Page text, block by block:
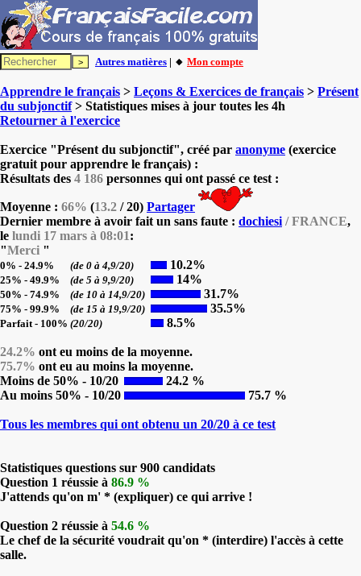
Autres matières | 🔸 Mon compte
Apprendre le français > Leçons & Exercices de français > Présent
du subjonctif> Statistiques mises à jour toutes les 4h
Retourner à l'exercice
Exercice "Présent du subjonctif", créé par anonyme (exercice
gratuit pour apprendre le français) :
Résultats des 4 186 personnes qui ont passé ce test :
Moyenne : 66% (13.2 / 20) Partager
Dernier membre à avoir fait un sans faute : dochiesi / FRANCE,
le lundi 17 mars à 08:01:
"Merci "
0% - 24.9% (de 0 à 4,9/20) 10.2%
25% - 49.9% (de 5 à 9,9/20) 14%
50% - 74.9% (de 10 à 14,9/20) 31.7%
75% - 99.9% (de 15 à 19,9/20) 35.5%
Parfait - 100% (20/20) 8.5%
24.2% ont eu moins de la moyenne.
75.7% ont eu au moins la moyenne.
Moins de 50% - 10/20
24.2 %
Au moins 50% - 10/20
75.7 %
Tous les membres qui ont obtenu un 20/20 à ce test
Statistiques questions sur 900 candidats
Question 1 réussie à 86.9 %
J'attends qu'on m' * (expliquer) ce qui arrive !
Question 2 réussie à 54.6 %
Le chef de la sécurité voudrait qu'on * (interdire) l'accès à cette
salle.